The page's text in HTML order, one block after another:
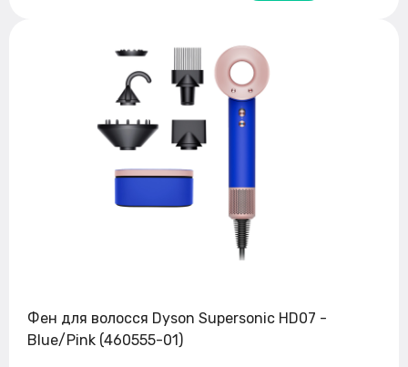
Фен для волосся Dyson Supersonic HD07 -
Blue/Pink (460555-01)